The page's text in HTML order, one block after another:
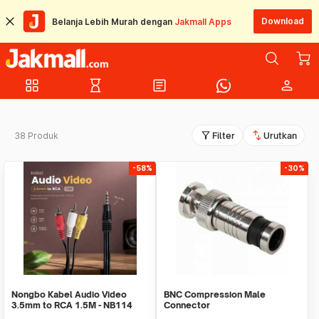
Belanja Lebih Murah dengan Jakmall Apps Download
grid_view hourglass_empty article person
38 Produk filter_alt Filter swap_vert Urutkan
-58%
Nongbo Kabel Audio Video
3.5mm to RCA 1.5M - NB114
-30%
BNC Compression Male
Connector